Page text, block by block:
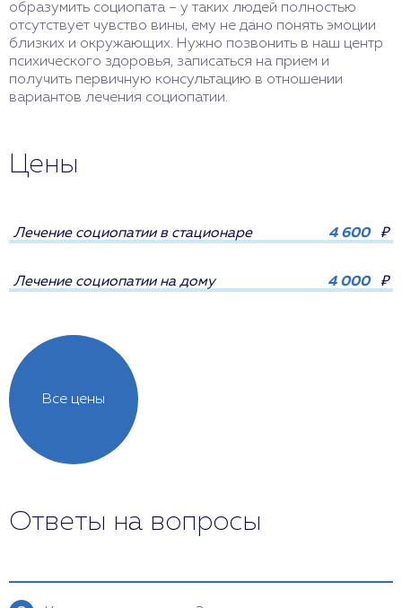
образумить социопата – у таких людей полностью
отсутствует чувство вины, ему не дано понять эмоции
близких и окружающих. Нужно позвонить в наш центр
психического здоровья, записаться на прием и
получить первичную консультацию в отношении
вариантов лечения социопатии.
Цены
Все цены
Лечение социопатии в стационаре 4 600 ₽
Лечение социопатии на дому 4 000 ₽
Ответы на вопросы